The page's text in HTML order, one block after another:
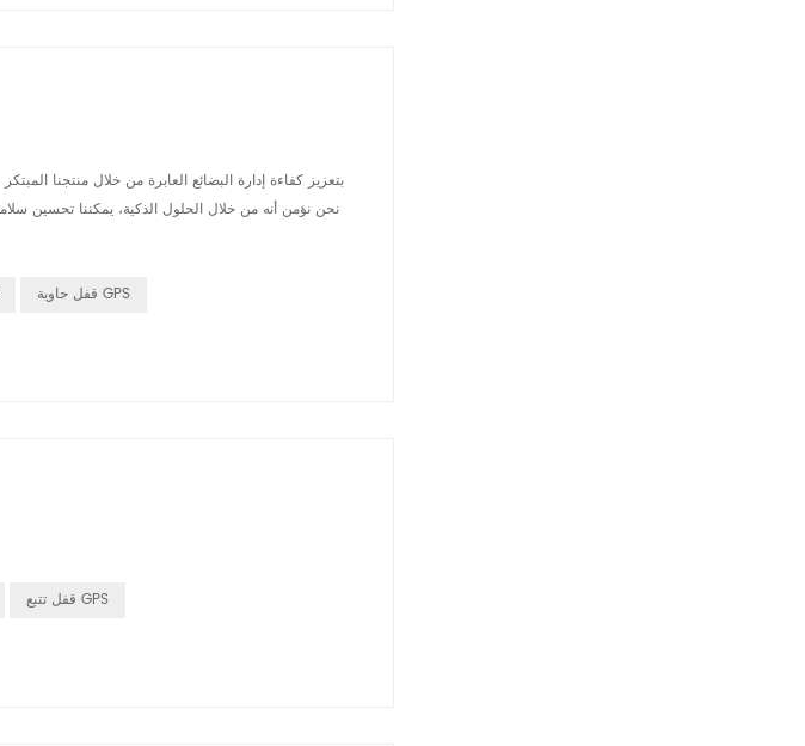
قفل حاوية GPS
قفل تتبع GPS